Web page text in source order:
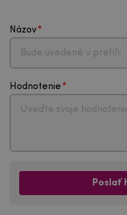
Názov
Hodnotenie
Poslať